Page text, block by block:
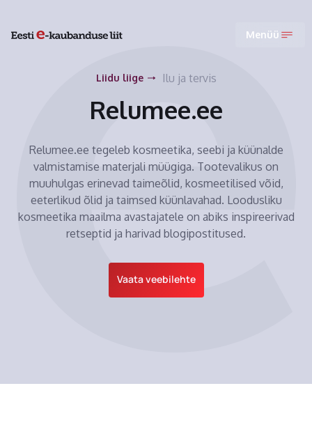
Menüü
Liidu liige Ilu ja tervis
Relumee.ee
Relumee.ee tegeleb kosmeetika, seebi ja küünalde
valmistamise materjali müügiga. Tootevalikus on
muuhulgas erinevad taimeõlid, kosmeetilised võid,
eeterlikud õlid ja taimsed küünlavahad. Loodusliku
kosmeetika maailma avastajatele on abiks inspireerivad
retseptid ja harivad blogipostitused.
Vaata veebilehte